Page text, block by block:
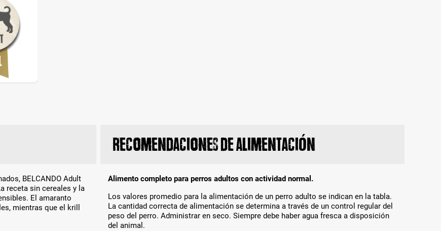
BELCANDO Adult
receta sin cereales y la
El amaranto
mientras que el krill
Recomendaciones de alimentación
Alimento completo para perros adultos con actividad normal.
Los valores promedio para la alimentación de un perro adulto se indican en la tabla.
La cantidad correcta de alimentación se determina a través de un control regular del
peso del perro. Administrar en seco. Siempre debe haber agua fresca a disposición
del animal.